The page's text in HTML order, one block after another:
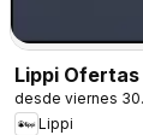
Lippi Ofertas
desde viernes
Lippi